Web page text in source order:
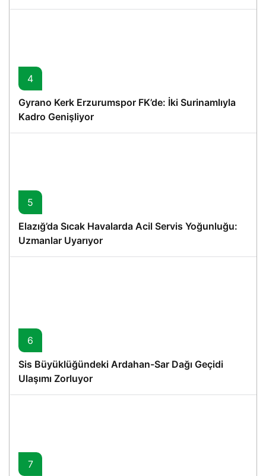
4
Gyrano Kerk Erzurumspor FK’de: İki Surinamlıyla
Kadro Genişliyor
5
Elazığ’da Sıcak Havalarda Acil Servis Yoğunluğu:
Uzmanlar Uyarıyor
6
Sis Büyüklüğündeki Ardahan-Sar Dağı Geçidi
Ulaşımı Zorluyor
7